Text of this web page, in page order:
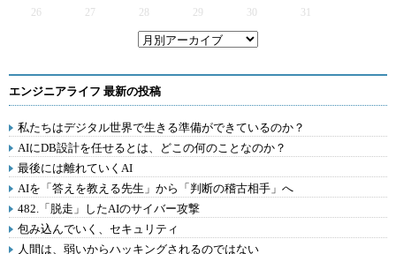
26
27 28 29 30 31
エンジニアライフ 最新の投稿
私たちはデジタル世界で生きる準備ができているのか？
AIにDB設計を任せるとは、どこの何のことなのか？
最後には離れていくAI
AIを「答えを教える先生」から「判断の稽古相手」へ
482.「脱走」したAIのサイバー攻撃
包み込んでいく、セキュリティ
人間は、弱いからハッキングされるのではない